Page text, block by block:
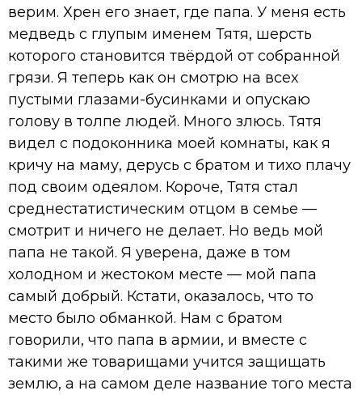
верим. Хрен его знает, где папа. У меня есть
медведь с глупым именем Тятя, шерсть
которого становится твёрдой от собранной
грязи. Я теперь как он смотрю на всех
пустыми глазами-бусинками и опускаю
голову в толпе людей. Много злюсь. Тятя
видел с подоконника моей комнаты, как я
кричу на маму, дерусь с братом и тихо плачу
под своим одеялом. Короче, Тятя стал
среднестатистическим отцом в семье —
смотрит и ничего не делает. Но ведь мой
папа не такой. Я уверена, даже в том
холодном и жестоком месте — мой папа
самый добрый. Кстати, оказалось, что то
место было обманкой. Нам с братом
говорили, что папа в армии, и вместе с
такими же товарищами учится защищать
землю, а на самом деле название того места